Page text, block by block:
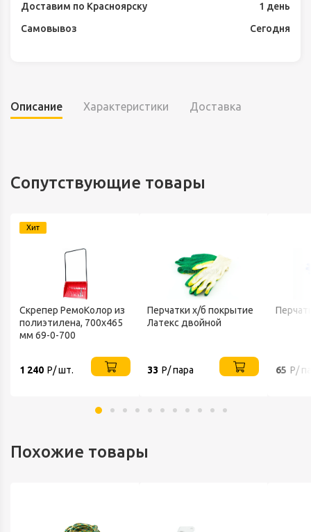
Доставим по Красноярску
1 день
Самовывоз
Сегодня
Описание Характеристики Доставка
Сопутствующие товары
Хит
Скрепер РемоКолор из
полиэтилена, 700x465
мм 69-0-700
1 240 Р/ шт.
Перчатки х/б покрытие
Латекс двойной
33 Р/ пара 65 Р/
Похожие товары